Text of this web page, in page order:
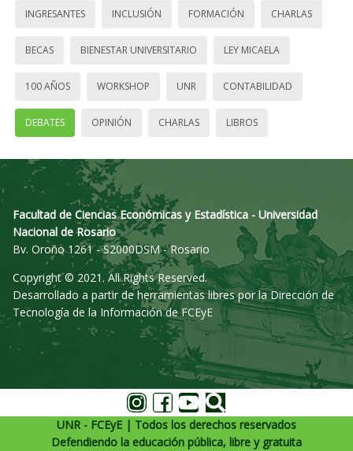
INGRESANTES INCLUSIÓN FORMACIÓN CHARLAS
BECAS BIENESTAR UNIVERSITARIO LEY MICAELA
100 AÑOS WORKSHOP UNR CONTABILIDAD
DEBATES OPINIÓN CHARLAS LIBROS
Facultad de Ciencias Económicas y Estadística - Universidad
Nacional de Rosario
Bv. Oroño 1261 - S2000DSM - Rosario
Copyright © 2021. All Rights Reserved.
Desarrollado a partir de herramientas libres por la Dirección de
Tecnología de la Información de FCEyE
UNR - FCEyE | Todos los derechos reservados
Defendiendo la educación pública, libre y gratuita